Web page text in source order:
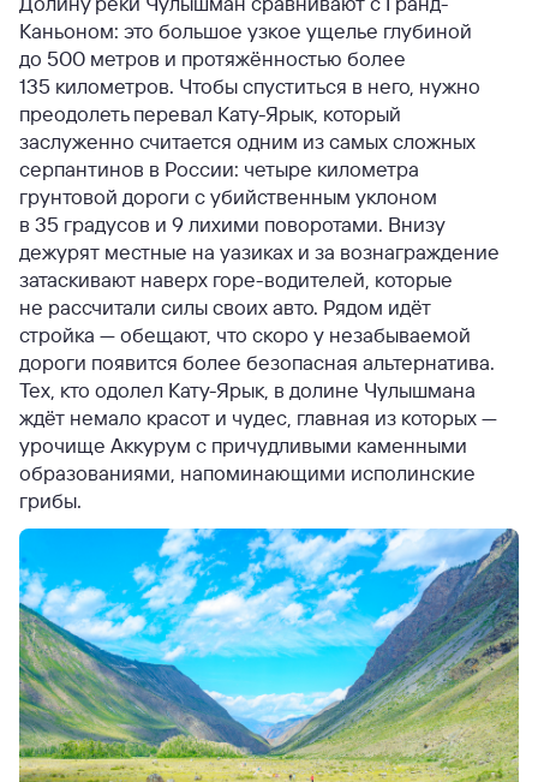
Каньоном: это большое узкое ущелье глубиной
до 500 метров и протяжённостью более
135 километров. Чтобы спуститься в него, нужно
преодолеть перевал Кату-Ярык, который
заслуженно считается одним из самых сложных
серпантинов в России: четыре километра
грунтовой дороги с убийственным уклоном
в 35 градусов и 9 лихими поворотами. Внизу
дежурят местные на уазиках и за вознаграждение
затаскивают наверх горе-водителей, которые
не рассчитали силы своих авто. Рядом идёт
стройка — обещают, что скоро у незабываемой
дороги появится более безопасная альтернатива.
Тех, кто одолел Кату-Ярык, в долине Чулышмана
ждёт немало красот и чудес, главная из которых —
урочище Аккурум с причудливыми каменными
образованиями, напоминающими исполинские
грибы.